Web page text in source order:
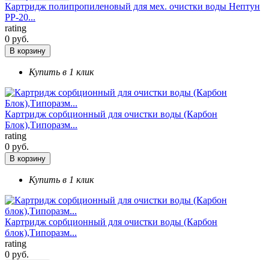
Картридж полипропиленовый для мех. очистки воды Нептун
РР-20...
rating
0 руб.
В корзину
Купить в 1 клик
Картридж сорбционный для очистки воды (Карбон
Блок),Типоразм...
rating
0 руб.
В корзину
Купить в 1 клик
Картридж сорбционный для очистки воды (Карбон
блок),Типоразм...
rating
0 руб.